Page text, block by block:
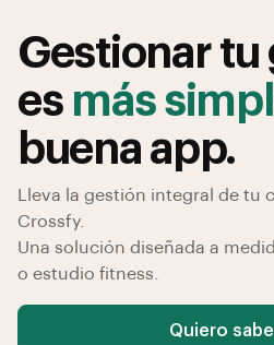
Gestionar tu
es más
buena app.
Lleva la gestión integral de tu
Crossfy.
Una solución diseñada a
o estudio fitness.
Quiero